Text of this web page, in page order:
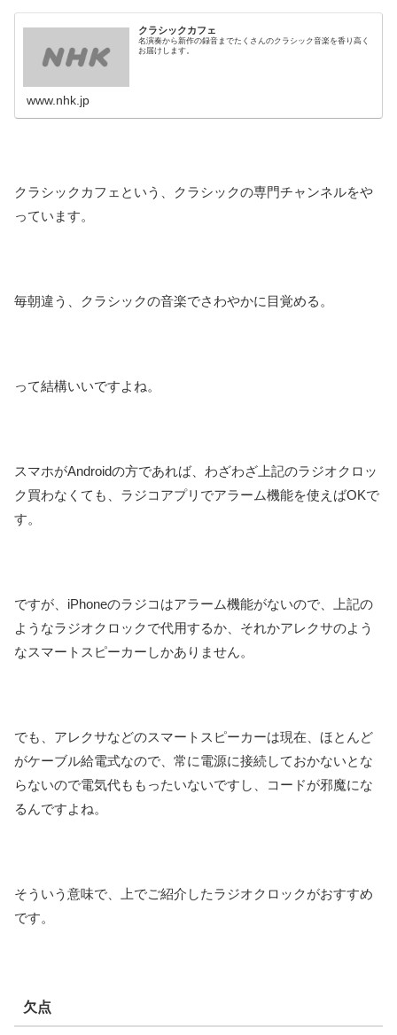
クラシックカフェ
名演奏から新作の録音までたくさんのクラシック音楽を香り高く
お届けします。
www.nhk.jp
クラシックカフェという、クラシックの専門チャンネルをや
っています。
毎朝違う、クラシックの音楽でさわやかに目覚める。
って結構いいですよね。
スマホがAndroidの方であれば、わざわざ上記のラジオクロッ
ク買わなくても、ラジコアプリでアラーム機能を使えばOKで
す。
ですが、iPhoneのラジコはアラーム機能がないので、上記の
ようなラジオクロックで代用するか、それかアレクサのよう
なスマートスピーカーしかありません。
でも、アレクサなどのスマートスピーカーは現在、ほとんど
がケーブル給電式なので、常に電源に接続しておかないとな
らないので電気代ももったいないですし、コードが邪魔にな
るんですよね。
そういう意味で、上でご紹介したラジオクロックがおすすめ
です。
欠点